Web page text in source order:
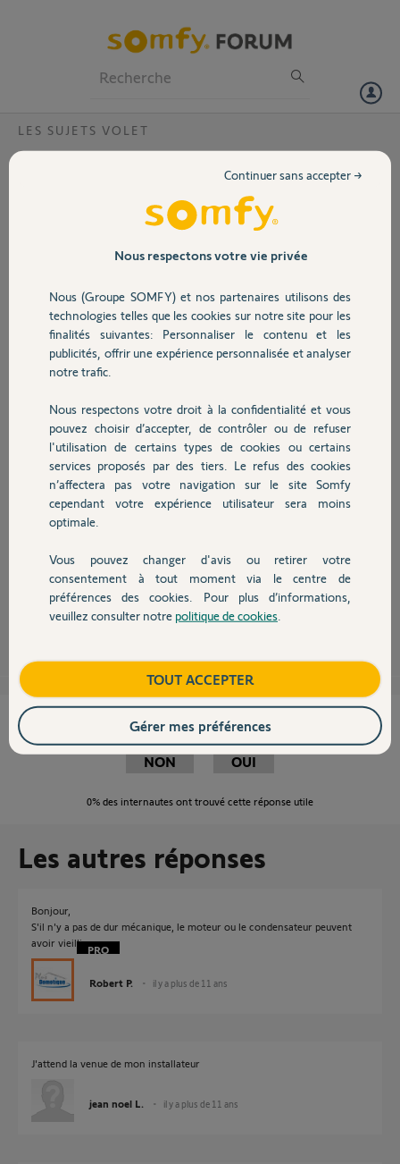
Volet
Sécurité
Domotique
Chauffage
Autres produits
Devis avec un pro
Contact
LES SUJETS VOLET
L'un des volets présente des faiblesse a la remontée , je suis obligé de
J'ai vérifier l'alignement des lames , qui est Ok
Il n'a plus la force !!!
Jn Lepley
jean noel L.
il y a plus de 11 ans
Participer au fil de discussion
Monsieur bonjour ,
Je n'ai pas de réponse a votre problème de volet , mais j'ai exactement le
même soucis que vous ....
Avez vous trouvez une réponse ? quelle pièce avez vous changée ?
cordialement
philippe
philippe D. il y a plus de 11 ans
Cette réponse vous a-t-elle aidé ?
NON OUI
0% des internautes ont trouvé cette réponse utile
Les autres réponses
Bonjour,
S'il n'y a pas de dur mécanique, le moteur ou le condensateur peuvent
avoir vieilli.
Robert P. il y a plus de 11 ans
J'attend la venue de mon installateur
jean noel L. il y a plus de 11 ans
Nous respectons votre vie privée
Nous (Groupe SOMFY) et nos partenaires utilisons des
technologies telles que les cookies sur notre site pour les
finalités suivantes: Personnaliser le contenu et les
publicités, offrir une expérience personnalisée et analyser
notre trafic.
Nous respectons votre droit à la confidentialité et vous
pouvez choisir d’accepter, de contrôler ou de refuser
l'utilisation de certains types de cookies ou certains
services proposés par des tiers. Le refus des cookies
n’affectera pas votre navigation sur le site Somfy
cependant votre expérience utilisateur sera moins
optimale.
Vous pouvez changer d'avis ou retirer votre
consentement à tout moment via le centre de
préférences des cookies. Pour plus d’informations,
veuillez consulter notre politique de cookies
Continuer sans accepter →
TOUT ACCEPTER
Gérer mes préférences